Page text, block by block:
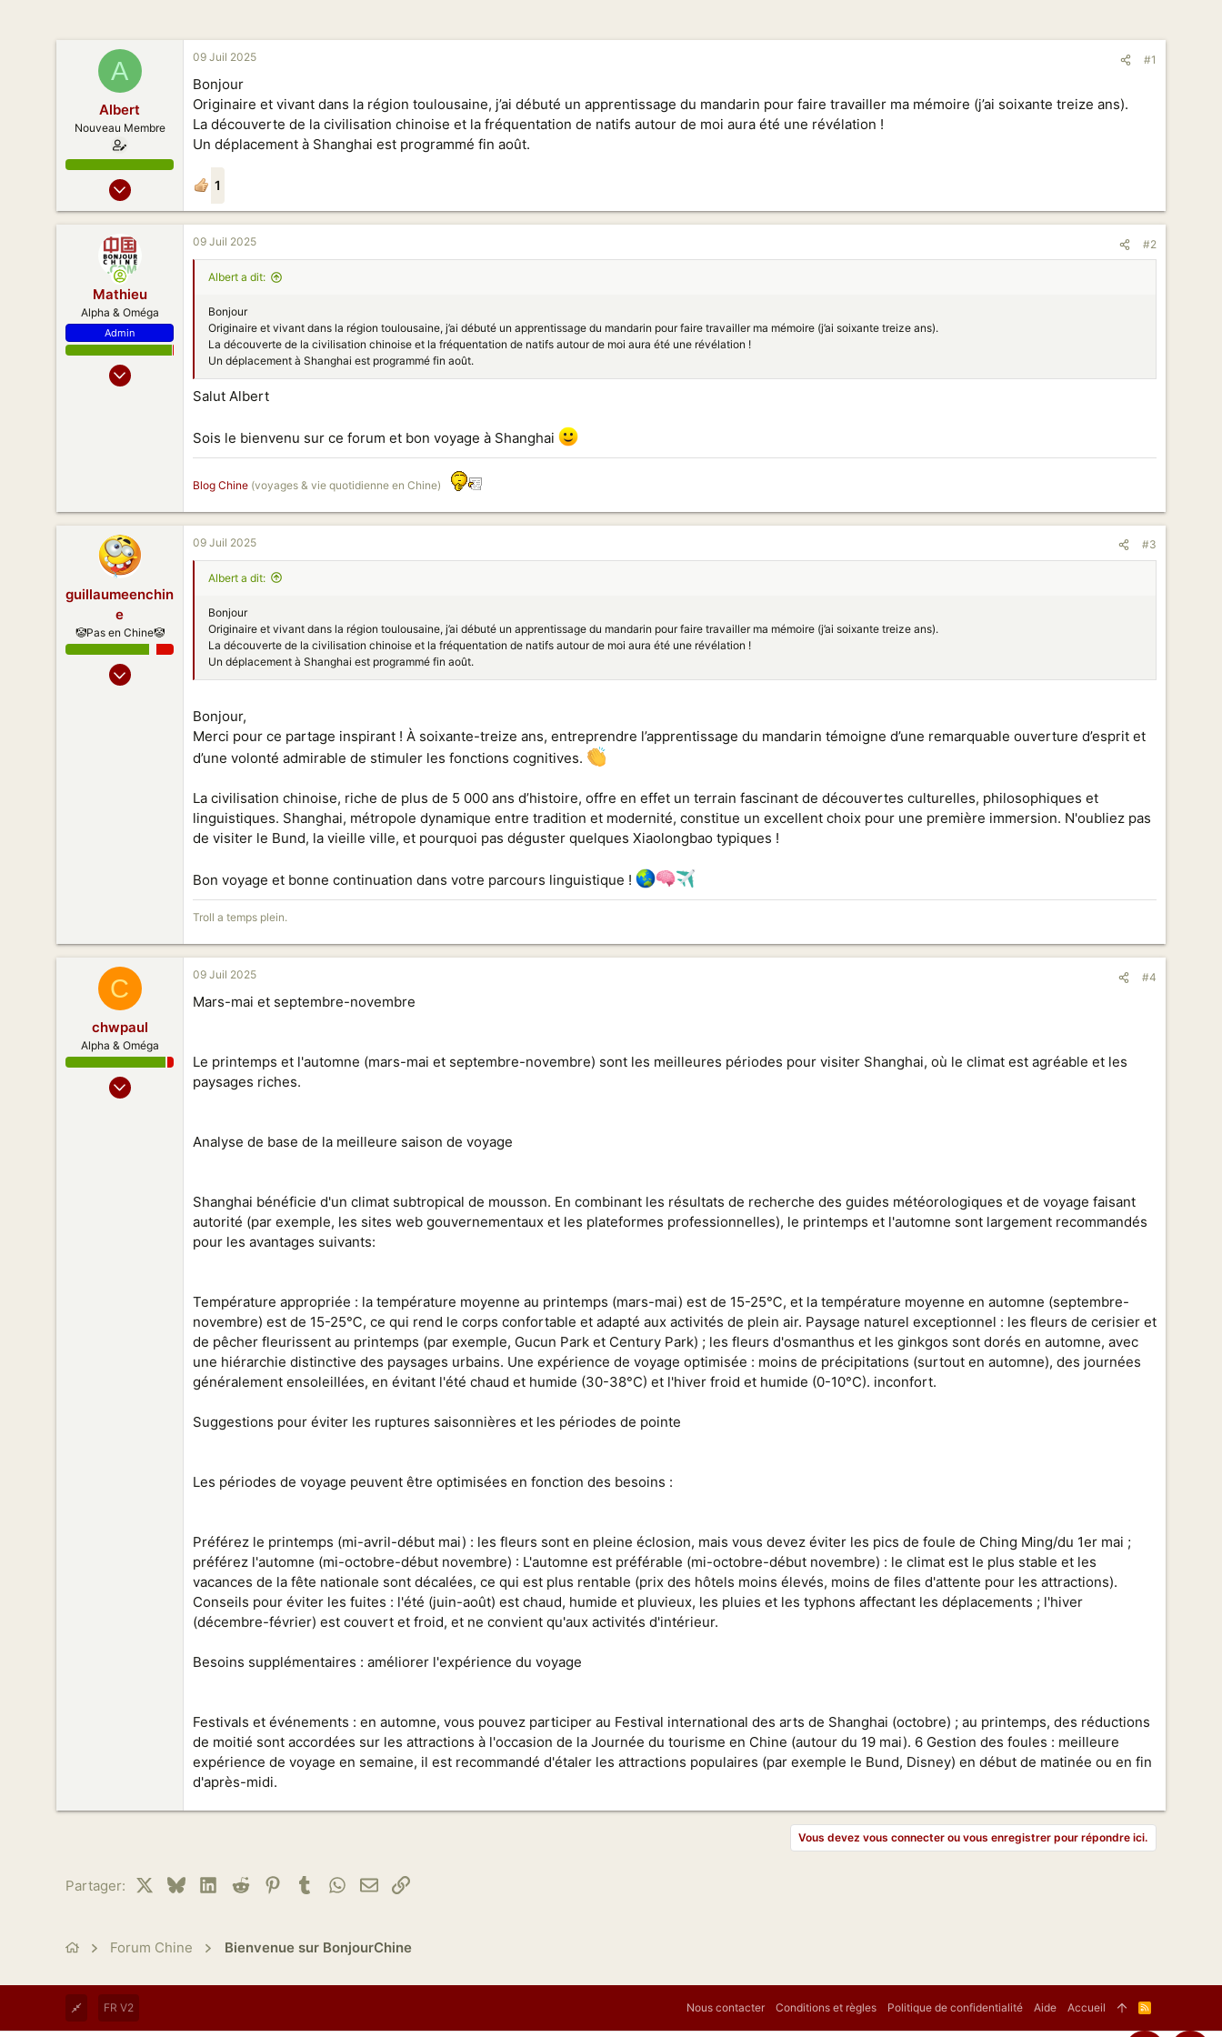
A
Albert
Nouveau Membre
09 Juil 2025
1
09 Juil 2025 #1
Bonjour
Originaire et vivant dans la région toulousaine, j’ai débuté un apprentissage du mandarin pour faire travailler ma mémoire (j’ai soixante treize ans).
La découverte de la civilisation chinoise et la fréquentation de natifs autour de moi aura été une révélation !
Un déplacement à Shanghai est programmé fin août.
1
Mathieu
Alpha & Oméga
Admin
15 Oct 2006
09 Juil 2025 #2
Albert a dit:
Bonjour
Originaire et vivant dans la région toulousaine, j’ai débuté un apprentissage du mandarin pour faire travailler ma mémoire (j’ai soixante treize ans).
La découverte de la civilisation chinoise et la fréquentation de natifs autour de moi aura été une révélation !
Un déplacement à Shanghai est programmé fin août.
Salut Albert
Sois le bienvenu sur ce forum et bon voyage à Shanghai
Blog Chine (voyages & vie quotidienne en Chine)
guillaumeenchin
e
🤡Pas en Chine🤡
09 Sept 2019
09 Juil 2025 #3
Albert a dit:
Bonjour
Originaire et vivant dans la région toulousaine, j’ai débuté un apprentissage du mandarin pour faire travailler ma mémoire (j’ai soixante treize ans).
La découverte de la civilisation chinoise et la fréquentation de natifs autour de moi aura été une révélation !
Un déplacement à Shanghai est programmé fin août.
Bonjour,
Merci pour ce partage inspirant ! À soixante-treize ans, entreprendre l’apprentissage du mandarin témoigne d’une remarquable ouverture d’esprit et
d’une volonté admirable de stimuler les fonctions cognitives.
La civilisation chinoise, riche de plus de 5 000 ans d’histoire, offre en effet un terrain fascinant de découvertes culturelles, philosophiques et
linguistiques. Shanghai, métropole dynamique entre tradition et modernité, constitue un excellent choix pour une première immersion. N'oubliez pas
de visiter le Bund, la vieille ville, et pourquoi pas déguster quelques Xiaolongbao typiques !
Bon voyage et bonne continuation dans votre parcours linguistique !
Troll a temps plein.
C
chwpaul
Alpha & Oméga
20 Juil 2009
09 Juil 2025 #4
Mars-mai et septembre-novembre
Le printemps et l'automne (mars-mai et septembre-novembre) sont les meilleures périodes pour visiter Shanghai, où le climat est agréable et les
paysages riches.
Analyse de base de la meilleure saison de voyage
Shanghai bénéficie d'un climat subtropical de mousson. En combinant les résultats de recherche des guides météorologiques et de voyage faisant
autorité (par exemple, les sites web gouvernementaux et les plateformes professionnelles), le printemps et l'automne sont largement recommandés
pour les avantages suivants:
Température appropriée : la température moyenne au printemps (mars-mai) est de 15-25℃, et la température moyenne en automne (septembre-
novembre) est de 15-25℃, ce qui rend le corps confortable et adapté aux activités de plein air. Paysage naturel exceptionnel : les fleurs de cerisier et
de pêcher fleurissent au printemps (par exemple, Gucun Park et Century Park) ; les fleurs d'osmanthus et les ginkgos sont dorés en automne, avec
une hiérarchie distinctive des paysages urbains. Une expérience de voyage optimisée : moins de précipitations (surtout en automne), des journées
généralement ensoleillées, en évitant l'été chaud et humide (30-38°C) et l'hiver froid et humide (0-10°C). inconfort.
Suggestions pour éviter les ruptures saisonnières et les périodes de pointe
Les périodes de voyage peuvent être optimisées en fonction des besoins :
Préférez le printemps (mi-avril-début mai) : les fleurs sont en pleine éclosion, mais vous devez éviter les pics de foule de Ching Ming/du 1er mai ;
préférez l'automne (mi-octobre-début novembre) : L'automne est préférable (mi-octobre-début novembre) : le climat est le plus stable et les
vacances de la fête nationale sont décalées, ce qui est plus rentable (prix des hôtels moins élevés, moins de files d'attente pour les attractions).
Conseils pour éviter les fuites : l'été (juin-août) est chaud, humide et pluvieux, les pluies et les typhons affectant les déplacements ; l'hiver
(décembre-février) est couvert et froid, et ne convient qu'aux activités d'intérieur.
Besoins supplémentaires : améliorer l'expérience du voyage
Festivals et événements : en automne, vous pouvez participer au Festival international des arts de Shanghai (octobre) ; au printemps, des réductions
de moitié sont accordées sur les attractions à l'occasion de la Journée du tourisme en Chine (autour du 19 mai). 6 Gestion des foules : meilleure
expérience de voyage en semaine, il est recommandé d'étaler les attractions populaires (par exemple le Bund, Disney) en début de matinée ou en fin
d'après-midi.
Vous devez vous connecter ou vous enregistrer pour répondre ici.
Partager: BlueskyLinkedIn
Reddit Pinterest
TumblrWhatsApp
EmailLien
Forum Chine Bienvenue sur BonjourChine
FR V2 Nous contacter Conditions et règles Politique de confidentialité Aide Accueil
R
S